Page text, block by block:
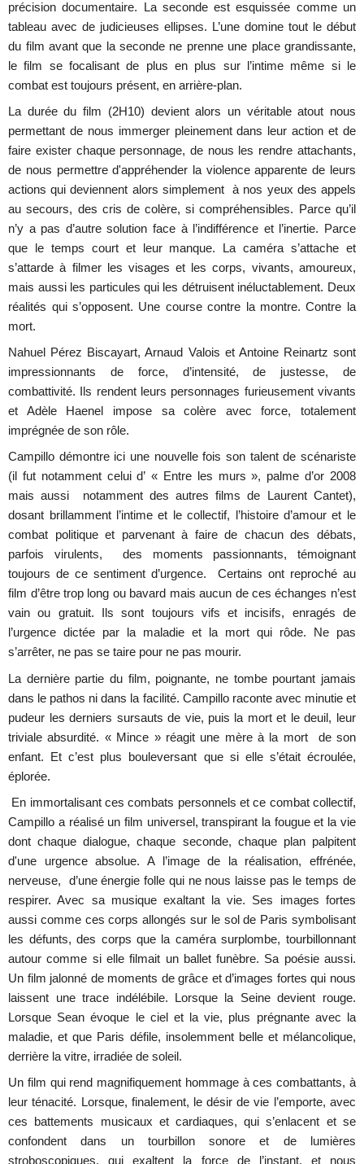
précision documentaire. La seconde est esquissée comme un
tableau avec de judicieuses ellipses. L’une domine tout le début
du film avant que la seconde ne prenne une place grandissante,
le film se focalisant de plus en plus sur l’intime même si le
combat est toujours présent, en arrière-plan.
La durée du film (2H10) devient alors un véritable atout nous
permettant de nous immerger pleinement dans leur action et de
faire exister chaque personnage, de nous les rendre attachants,
de nous permettre d'appréhender la violence apparente de leurs
actions qui deviennent alors simplement à nos yeux des appels
au secours, des cris de colère, si compréhensibles. Parce qu’il
n’y a pas d’autre solution face à l’indifférence et l’inertie. Parce
que le temps court et leur manque. La caméra s’attache et
s’attarde à filmer les visages et les corps, vivants, amoureux,
mais aussi les particules qui les détruisent inéluctablement. Deux
réalités qui s’opposent. Une course contre la montre. Contre la
mort.
Nahuel Pérez Biscayart, Arnaud Valois et Antoine Reinartz sont
impressionnants de force, d’intensité, de justesse, de
combattivité. Ils rendent leurs personnages furieusement vivants
et Adèle Haenel impose sa colère avec force, totalement
imprégnée de son rôle.
Campillo démontre ici une nouvelle fois son talent de scénariste
(il fut notamment celui d’ « Entre les murs », palme d’or 2008
mais aussi notamment des autres films de Laurent Cantet),
dosant brillamment l’intime et le collectif, l’histoire d’amour et le
combat politique et parvenant à faire de chacun des débats,
parfois virulents, des moments passionnants, témoignant
toujours de ce sentiment d’urgence. Certains ont reproché au
film d’être trop long ou bavard mais aucun de ces échanges n’est
vain ou gratuit. Ils sont toujours vifs et incisifs, enragés de
l’urgence dictée par la maladie et la mort qui rôde. Ne pas
s’arrêter, ne pas se taire pour ne pas mourir.
La dernière partie du film, poignante, ne tombe pourtant jamais
dans le pathos ni dans la facilité. Campillo raconte avec minutie et
pudeur les derniers sursauts de vie, puis la mort et le deuil, leur
triviale absurdité. « Mince » réagit une mère à la mort de son
enfant. Et c’est plus bouleversant que si elle s’était écroulée,
éplorée.
En immortalisant ces combats personnels et ce combat collectif,
Campillo a réalisé un film universel, transpirant la fougue et la vie
dont chaque dialogue, chaque seconde, chaque plan palpitent
d'une urgence absolue. A l’image de la réalisation, effrénée,
nerveuse, d’une énergie folle qui ne nous laisse pas le temps de
respirer. Avec sa musique exaltant la vie. Ses images fortes
aussi comme ces corps allongés sur le sol de Paris symbolisant
les défunts, des corps que la caméra surplombe, tourbillonnant
autour comme si elle filmait un ballet funèbre. Sa poésie aussi.
Un film jalonné de moments de grâce et d’images fortes qui nous
laissent une trace indélébile. Lorsque la Seine devient rouge.
Lorsque Sean évoque le ciel et la vie, plus prégnante avec la
maladie, et que Paris défile, insolemment belle et mélancolique,
derrière la vitre, irradiée de soleil.
Un film qui rend magnifiquement hommage à ces combattants, à
leur ténacité. Lorsque, finalement, le désir de vie l’emporte, avec
ces battements musicaux et cardiaques, qui s’enlacent et se
confondent dans un tourbillon sonore et de lumières
stroboscopiques, qui exaltent la force de l’instant, et nous